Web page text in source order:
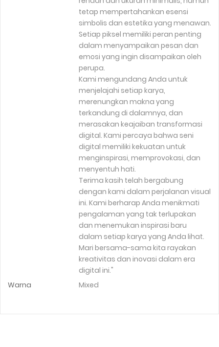
tetap mempertahankan esensi
simbolis dan estetika yang menawan.
Setiap piksel memiliki peran penting
dalam menyampaikan pesan dan
emosi yang ingin disampaikan oleh
perupa.
Kami mengundang Anda untuk
menjelajahi setiap karya,
merenungkan makna yang
terkandung di dalamnya, dan
merasakan keajaiban transformasi
digital. Kami percaya bahwa seni
digital memiliki kekuatan untuk
menginspirasi, memprovokasi, dan
menyentuh hati.
Terima kasih telah bergabung
dengan kami dalam perjalanan visual
ini. Kami berharap Anda menikmati
pengalaman yang tak terlupakan
dan menemukan inspirasi baru
dalam setiap karya yang Anda lihat.
Mari bersama-sama kita rayakan
kreativitas dan inovasi dalam era
digital ini."
Warna
Mixed